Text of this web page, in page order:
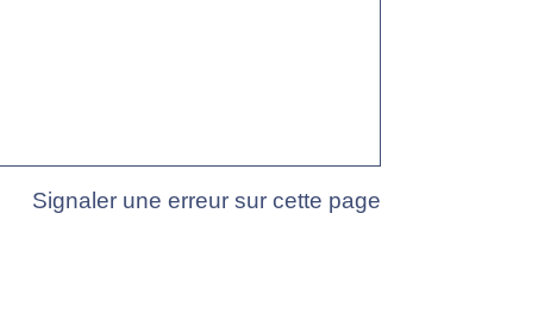
Signaler une erreur sur cette page